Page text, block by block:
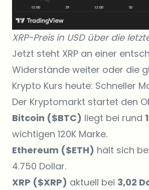
XRP-Preis in USD über die
Jetzt steht XRP an einer
Widerstände weiter oder die
Krypto Kurs heute: Schneller
Der Kryptomarkt startet den
Bitcoin ($BTC) liegt bei rund
wichtigen 120K Marke.
Ethereum ($ETH) hält sich
4.750 Dollar.
XRP ($XRP) aktuell bei 3,02